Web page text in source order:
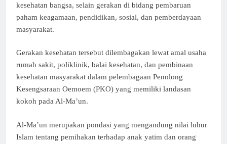
kesehatan bangsa, selain gerakan di bidang pembaruan
paham keagamaan, pendidikan, sosial, dan pemberdayaan
masyarakat.
Gerakan kesehatan tersebut dilembagakan lewat amal usaha
rumah sakit, poliklinik, balai kesehatan, dan pembinaan
kesehatan masyarakat dalam pelembagaan Penolong
Kesengsaraan Oemoem (PKO) yang memiliki landasan
kokoh pada Al-Ma’un.
Al-Ma’un merupakan pondasi yang mengandung nilai luhur
Islam tentang pemihakan terhadap anak yatim dan orang